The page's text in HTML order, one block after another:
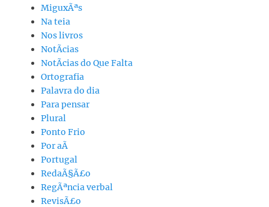
MiguxÃªs
Na teia
Nos livros
NotÃ­cias
NotÃ­cias do Que Falta
Ortografia
Palavra do dia
Para pensar
Plural
Ponto Frio
Por aÃ­
Portugal
RedaÃ§Ã£o
RegÃªncia verbal
RevisÃ£o